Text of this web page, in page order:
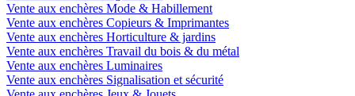
Vente aux enchères Mode & Habillement
Vente aux enchères Copieurs & Imprimantes
Vente aux enchères Horticulture & jardins
Vente aux enchères Travail du bois & du métal
Vente aux enchères Luminaires
Vente aux enchères Signalisation et sécurité